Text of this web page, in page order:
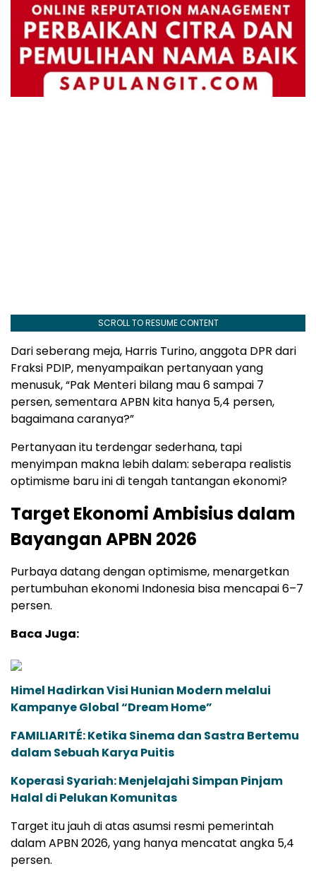
SCROLL TO RESUME CONTENT
Dari seberang meja, Harris Turino, anggota DPR dari
Fraksi PDIP, menyampaikan pertanyaan yang
menusuk, “Pak Menteri bilang mau 6 sampai 7
persen, sementara APBN kita hanya 5,4 persen,
bagaimana caranya?”
Pertanyaan itu terdengar sederhana, tapi
menyimpan makna lebih dalam: seberapa realistis
optimisme baru ini di tengah tantangan ekonomi?
Target Ekonomi Ambisius dalam
Bayangan APBN 2026
Purbaya datang dengan optimisme, menargetkan
pertumbuhan ekonomi Indonesia bisa mencapai 6–7
persen.
Baca Juga:
Himel Hadirkan Visi Hunian Modern melalui
Kampanye Global “Dream Home”
FAMILIARITÉ: Ketika Sinema dan Sastra Bertemu
dalam Sebuah Karya Puitis
Koperasi Syariah: Menjelajahi Simpan Pinjam
Halal di Pelukan Komunitas
Target itu jauh di atas asumsi resmi pemerintah
dalam APBN 2026, yang hanya mencatat angka 5,4
persen.